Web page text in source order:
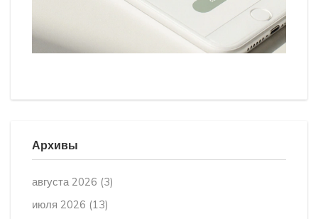
Архивы
августа 2026 (3)
июля 2026 (13)